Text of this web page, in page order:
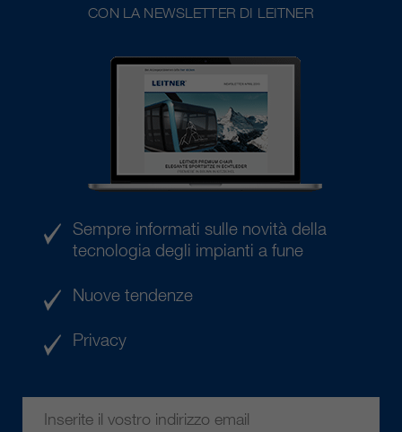
CON LA NEWSLETTER DI LEITNER
Sempre informati sulle novità della
tecnologia degli impianti a fune
Nuove tendenze
Privacy